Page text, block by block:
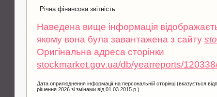
Річна фінансова звітність
Наведена вище інформація
якому вона була завантажена з сайту
Оригінальна адреса сторінки
stockmarket.gov.ua/db/yearreports/
Дата оприлюднення інформації на персональній сторінці (вказується
рішення 2826 зі змінами від 01.03.2015 р.)